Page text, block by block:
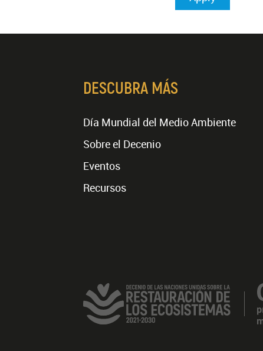
DESCUBRA MÁS
Día Mundial del Medio Ambiente
Sobre el Decenio
Eventos
Recursos